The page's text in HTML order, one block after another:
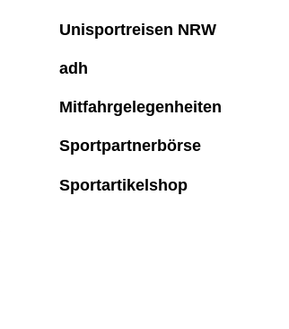
Unisportreisen NRW
adh
Mitfahrgelegenheiten
Sportpartnerbörse
Sportartikelshop